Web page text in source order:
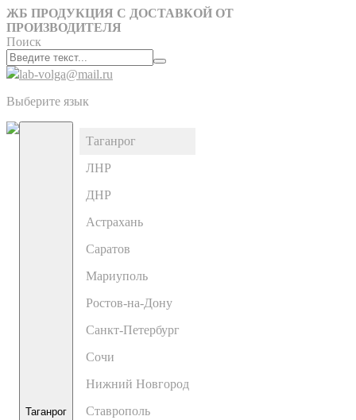
ЖБ ПРОДУКЦИЯ С ДОСТАВКОЙ ОТ
ПРОИЗВОДИТЕЛЯ
Поиск
lab-volga@mail.ru
Выберите язык
Таганрог
Таганрог
ЛНР
ДНР
Астрахань
Саратов
Мариуполь
Ростов-на-Дону
Санкт-Петербург
Сочи
Нижний Новгород
Ставрополь